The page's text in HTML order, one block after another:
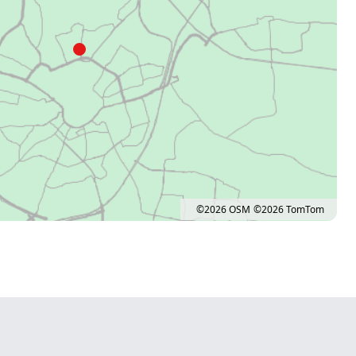
©2026 OSM ©2026 TomTom